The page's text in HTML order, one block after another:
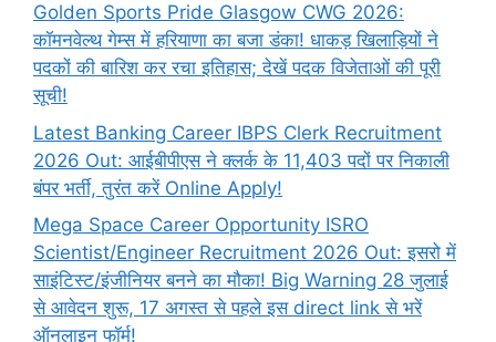
Golden Sports Pride Glasgow CWG 2026:
कॉमनवेल्थ गेम्स में हरियाणा का बजा डंका! धाकड़ खिलाड़ियों ने
पदकों की बारिश कर रचा इतिहास; देखें पदक विजेताओं की पूरी
सूची!
Latest Banking Career IBPS Clerk Recruitment
2026 Out: आईबीपीएस ने क्लर्क के 11,403 पदों पर निकाली
बंपर भर्ती, तुरंत करें Online Apply!
Mega Space Career Opportunity ISRO
Scientist/Engineer Recruitment 2026 Out: इसरो में
साइंटिस्ट/इंजीनियर बनने का मौका! Big Warning 28 जुलाई
से आवेदन शुरू, 17 अगस्त से पहले इस direct link से भरें
ऑनलाइन फॉर्म!